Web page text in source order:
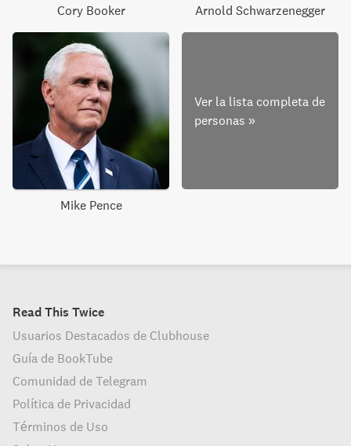
Cory Booker Arnold Schwarzenegger
Mike Pence
Ver la lista completa de
personas »
Read This Twice
Usuarios Destacados de Clubhouse
Guía de BookTube
Comunidad de Telegram
Política de Privacidad
Términos de Uso